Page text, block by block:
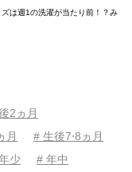
2ヵ月
月
# 生後7⋅8ヵ月
少
# 年中